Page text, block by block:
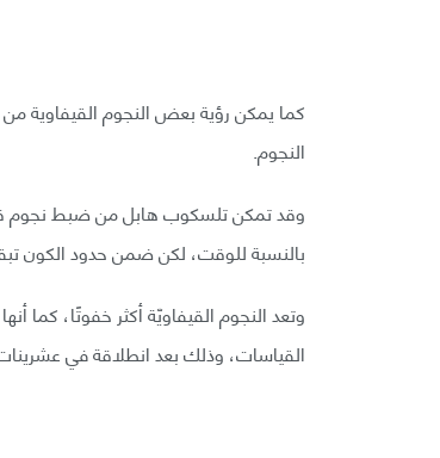
كما يمكن رؤية بعض النجوم القيفاوية
النجوم.
بالنسبة للوقت، لكن ضمن حدود الكون
وتعد النجوم القيفاويّة أكثر خفوتًا،
القياسات، وذلك بعد انطلاقة في